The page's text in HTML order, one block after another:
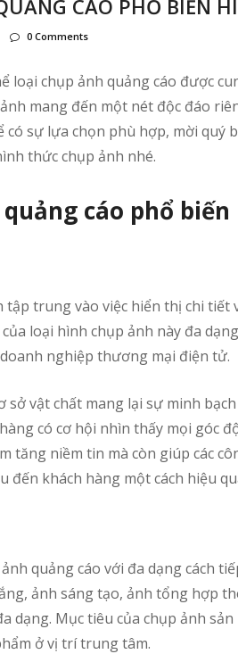
CÁO PHỔ BIẾN
0 Comments
loại chụp ảnh quảng cáo được
mang đến một nét độc đáo
sự lựa chọn phù hợp, mời quý
thức chụp ảnh nhé.
cáo phổ
trung vào việc hiển thị chi tiết
loại hình chụp ảnh này đa
nghiệp thương mại điện tử.
sở vật chất mang lại sự minh
có cơ hội nhìn thấy mọi góc
tăng niềm tin mà còn giúp các
khách hàng một cách hiệu
quảng cáo với đa dạng cách
ảnh sáng tạo, ảnh tổng hợp
dạng. Mục tiêu của chụp ảnh
ở vị trí trung tâm.